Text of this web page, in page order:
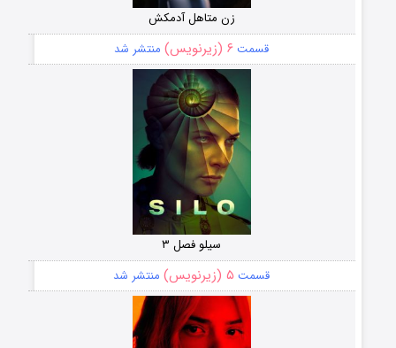
زن متاهل آدمکش
قسمت ۶ (زیرنویس) منتشر شد
سیلو فصل ۳
قسمت ۵ (زیرنویس) منتشر شد